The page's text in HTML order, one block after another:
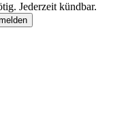
Jederzeit kündbar.